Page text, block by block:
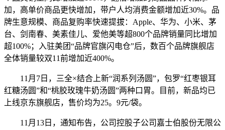
加，高单价商品更快增加，带户人均消费金额增加近30%。品
牌生意规模、商品复购率快速提拔：Apple、华为、小米、茅
台、剑南春、美素佳儿、爱他美等超800个品牌销量同比增加
超100%；入驻美团“品牌官旗闪电仓”后，数百个品牌旗舰店
全体销量较双11前增加近400%。
11月7日，三全×结合上新“润系列汤圆”，包罗“红枣银耳
红糖汤圆”和“桃胶玫瑰牛奶汤圆”两种口胃。目前，新品均已
上线京东旗舰店，售价均为25。9元/袋。
11月13日，通知布告，公司控股子公司嘉士伯股份无限公